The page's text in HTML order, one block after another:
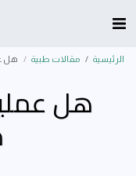
الرئيسية مقالات طبية هل
هل